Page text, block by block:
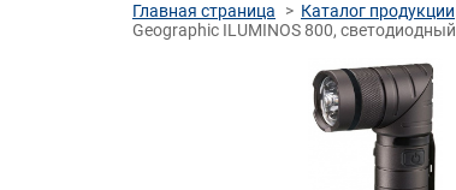
Главная страница Каталог продукции
Geographic ILUMINOS 800, светодиодный